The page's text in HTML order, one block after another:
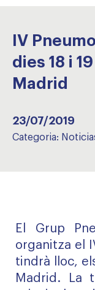
IV
dies 18 i
Madrid
23/07/2019
Categoria:
El Grup
organitza el
tindrà lloc,
Madrid. La